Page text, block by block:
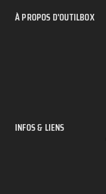
À PROPOS D'OUTILBOX
INFOS & LIENS